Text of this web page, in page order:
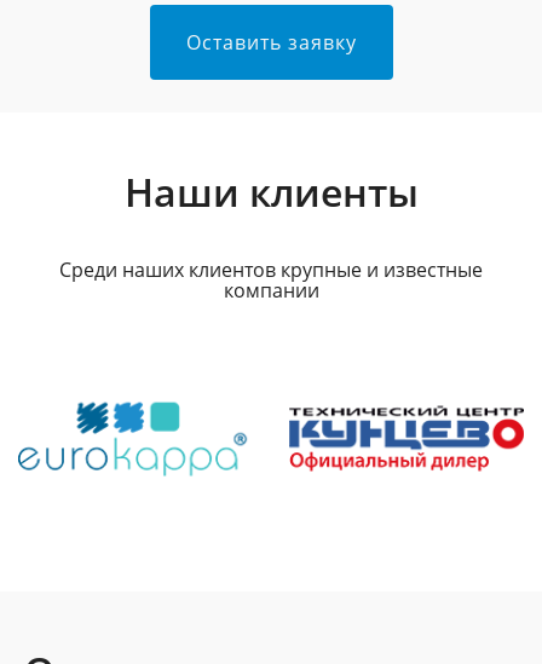
Оставить заявку
Наши клиенты
Среди наших клиентов крупные и известные
компании